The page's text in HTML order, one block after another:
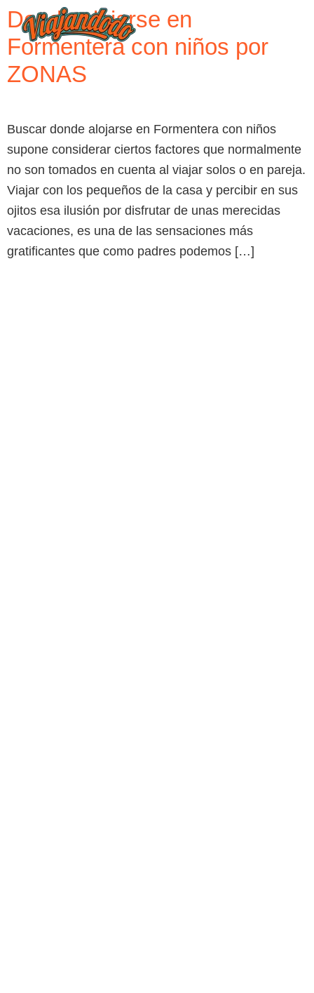
Donde alojarse en
Formentera con niños por
ZONAS
Buscar donde alojarse en Formentera con niños
supone considerar ciertos factores que normalmente
no son tomados en cuenta al viajar solos o en pareja.
Viajar con los pequeños de la casa y percibir en sus
ojitos esa ilusión por disfrutar de unas merecidas
vacaciones, es una de las sensaciones más
gratificantes que como padres podemos […]